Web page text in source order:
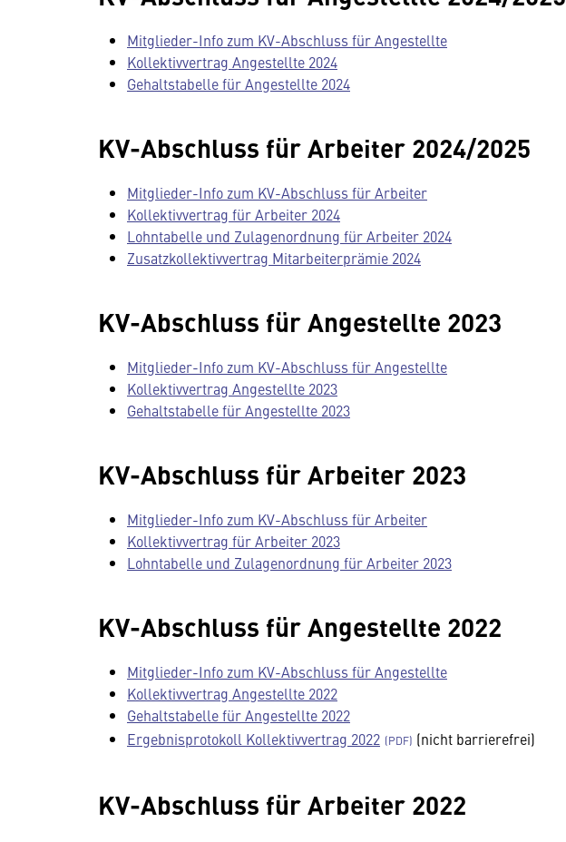
Mitglieder-Info zum KV-Abschluss für Angestellte
Kollektivvertrag Angestellte 2024
Gehaltstabelle für Angestellte 2024
KV-Abschluss für Arbeiter 2024/2025
Mitglieder-Info zum KV-Abschluss für Arbeiter
Kollektivvertrag für Arbeiter 2024
Lohntabelle und Zulagenordnung für Arbeiter 2024
Zusatzkollektivvertrag Mitarbeiterprämie 2024
KV-Abschluss für Angestellte 2023
Mitglieder-Info zum KV-Abschluss für Angestellte
Kollektivvertrag Angestellte 2023
Gehaltstabelle für Angestellte 2023
KV-Abschluss für Arbeiter 2023
Mitglieder-Info zum KV-Abschluss für Arbeiter
Kollektivvertrag für Arbeiter 2023
Lohntabelle und Zulagenordnung für Arbeiter 2023
KV-Abschluss für Angestellte 2022
Mitglieder-Info zum KV-Abschluss für Angestellte
Kollektivvertrag Angestellte 2022
Gehaltstabelle für Angestellte 2022
Ergebnisprotokoll Kollektivvertrag 2022
(nicht barrierefrei)
KV-Abschluss für Arbeiter 2022